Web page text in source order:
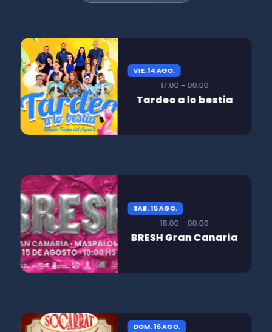
VIE. 14 AGO.
17:00 – 00:00
Tardeo a lo bestia
SAB. 15 AGO.
18:00 – 00:00
BRESH Gran Canaria
DOM. 16 AGO.